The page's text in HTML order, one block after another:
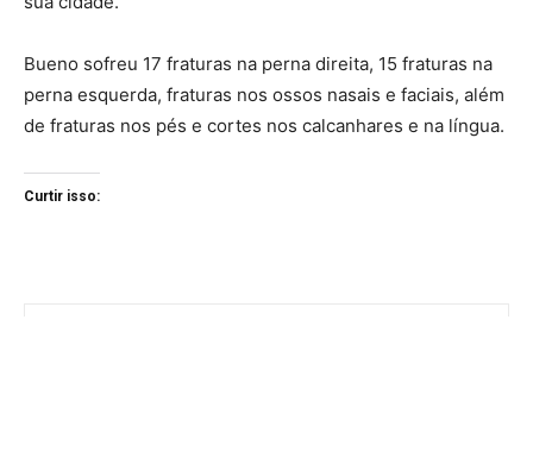
Bueno sofreu 17 fraturas na perna direita, 15 fraturas na
perna esquerda, fraturas nos ossos nasais e faciais, além
de fraturas nos pés e cortes nos calcanhares e na língua.
Curtir isso: